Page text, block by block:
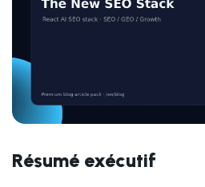
Résumé exécutif